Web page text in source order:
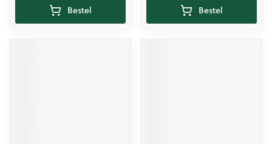
Bestel Bestel